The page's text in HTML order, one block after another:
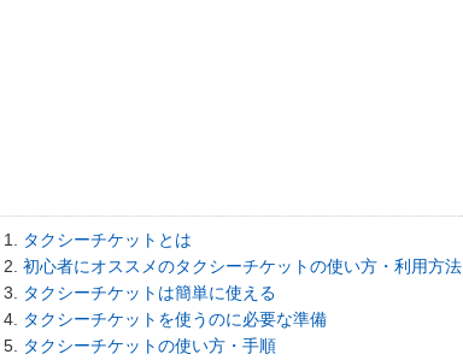
タクシーチケットとは
初心者にオススメのタクシーチケットの使い方・利用方法
タクシーチケットは簡単に使える
タクシーチケットを使うのに必要な準備
タクシーチケットの使い方・手順